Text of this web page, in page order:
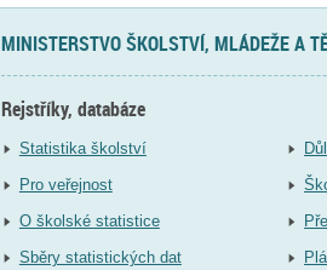
MINISTERSTVO ŠKOLSTVÍ, MLÁDEŽE A
Rejstříky, databáze
Statistika školství
Pro veřejnost
O školské statistice
Sběry statistických dat